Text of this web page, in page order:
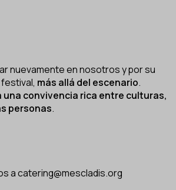
nuevamente en nosotros y por su
más allá del escenario.
una convivencia rica entre culturas,
personas.
acatering@mescladis.org